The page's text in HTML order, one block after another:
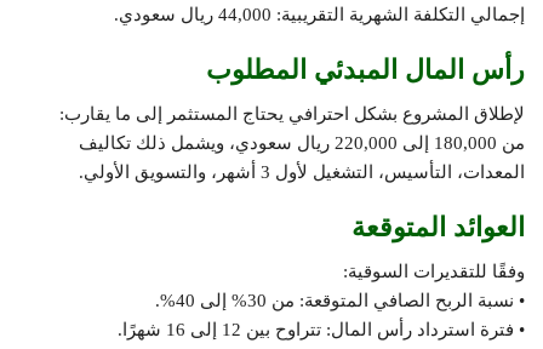
إجمالي التكلفة الشهرية التقريبية: 44,000 ريال سعودي.
رأس المال المبدئي المطلوب
لإطلاق المشروع بشكل احترافي يحتاج المستثمر إلى ما يقارب:
من 180,000 إلى 220,000 ريال سعودي، ويشمل ذلك تكاليف
المعدات، التأسيس، التشغيل لأول 3 أشهر، والتسويق الأولي.
العوائد المتوقعة
وفقًا للتقديرات السوقية:
• نسبة الربح الصافي المتوقعة: من 30% إلى 40%.
• فترة استرداد رأس المال: تتراوح بين 12 إلى 16 شهرًا.